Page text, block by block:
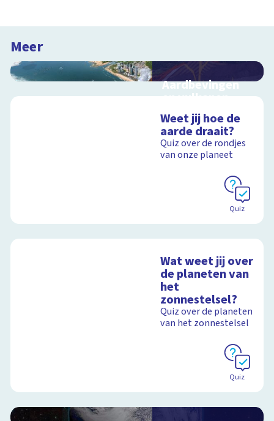
Meer
Aardbevingen
en vulkanen
aardbevingen,
vulkanen en
tsunami's?
Schoolplaat
Weet jij hoe de
aarde draait?
Quiz over de rondjes
van onze planeet
Quiz
Wat weet jij over
de planeten van
het
zonnestelsel?
Quiz over de planeten
van het zonnestelsel
Quiz